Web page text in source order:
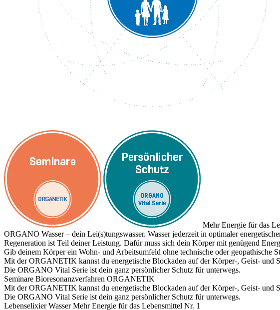
Mehr Energie für das
ORGANO Wasser – dein Lei(s)tungswasser. Wasser jederzeit in optimaler
Regeneration ist Teil deiner Leistung. Dafür muss sich dein Körper mit genügend
Gib deinem Körper ein Wohn- und Arbeitsumfeld ohne technische oder geopathische
Mit der ORGANETIK kannst du energetische Blockaden auf der Körper-, Geist- und
Die ORGANO Vital Serie ist dein ganz persönlicher Schutz für unterwegs.
Seminare Bioresonanzverfahren ORGANETIK
Mit der ORGANETIK kannst du energetische Blockaden auf der Körper-, Geist- und
Die ORGANO Vital Serie ist dein ganz persönlicher Schutz für unterwegs.
Lebenselixier Wasser Mehr Energie für das Lebensmittel Nr. 1